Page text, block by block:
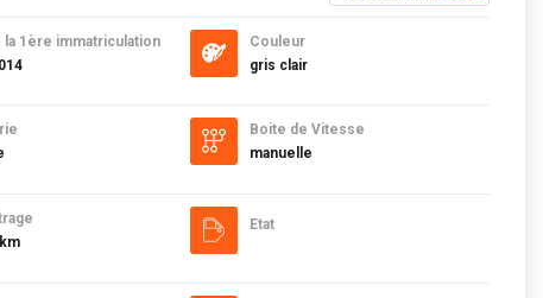
la 1ère immatriculation
Couleur
gris clair
Boite de Vitesse
manuelle
Etat